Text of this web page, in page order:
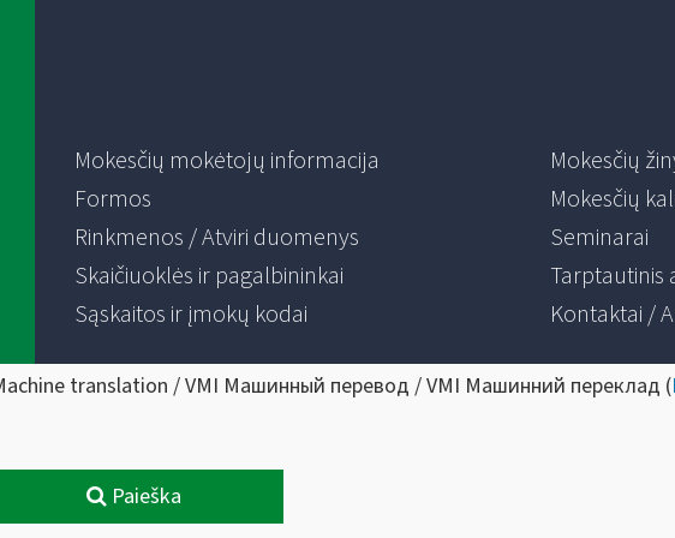
Mokesčių mokėtojų informacija
Formos
Rinkmenos / Atviri duomenys
Skaičiuoklės ir pagalbininkai
Sąskaitos ir įmokų kodai
Mokesčių
Mokesčių
Seminarai
Tarptautinis
Kontaktai /
translation / VMI Машинный перевод / VMI Машинний переклад (
Paieška